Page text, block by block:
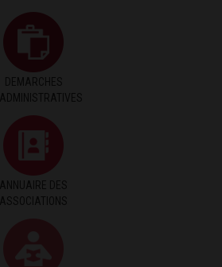
DEMARCHES
ADMINISTRATIVES
ANNUAIRE DES
ASSOCIATIONS